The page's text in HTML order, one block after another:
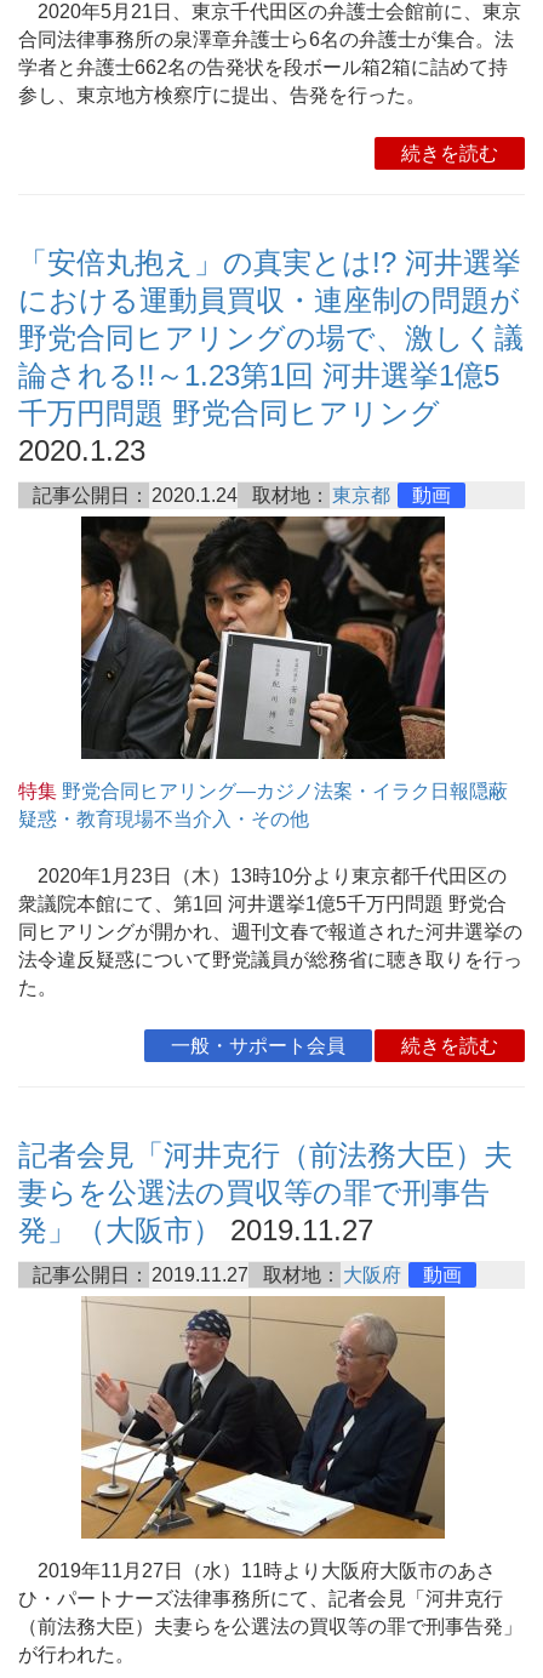
2020年5月21日、東京千代田区の弁護士会館前に、東京
合同法律事務所の泉澤章弁護士ら6名の弁護士が集合。法
学者と弁護士662名の告発状を段ボール箱2箱に詰めて持
参し、東京地方検察庁に提出、告発を行った。
続きを読む
「安倍丸抱え」の真実とは!? 河井選挙
における運動員買収・連座制の問題が
野党合同ヒアリングの場で、激しく議
論される!!～1.23第1回 河井選挙1億5
千万円問題 野党合同ヒアリング
2020.1.23
記事公開日： 2020.1.24 取材地： 東京都 動画
特集 野党合同ヒアリング―カジノ法案・イラク日報隠蔽
疑惑・教育現場不当介入・その他
2020年1月23日（木）13時10分より東京都千代田区の
衆議院本館にて、第1回 河井選挙1億5千万円問題 野党合
同ヒアリングが開かれ、週刊文春で報道された河井選挙の
法令違反疑惑について野党議員が総務省に聴き取りを行っ
た。
一般・サポート会員 続きを読む
記者会見「河井克行（前法務大臣）夫
妻らを公選法の買収等の罪で刑事告
発」（大阪市）
2019.11.27
記事公開日： 2019.11.27 取材地： 大阪府 動画
2019年11月27日（水）11時より大阪府大阪市のあさ
ひ・パートナーズ法律事務所にて、記者会見「河井克行
（前法務大臣）夫妻らを公選法の買収等の罪で刑事告発」
が行われた。